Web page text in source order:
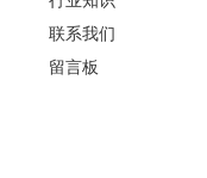
联系我们
留言板